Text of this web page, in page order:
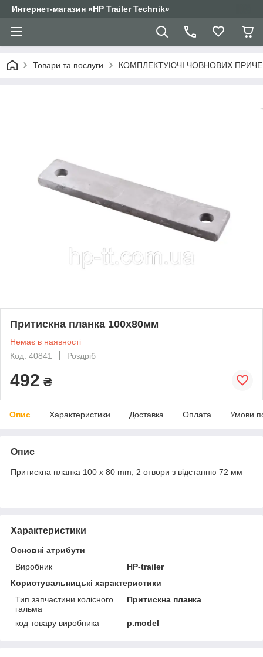
Интернет-магазин «HP Trailer Technik»
Товари та послуги КОМПЛЕКТУЮЧІ ЧОВНОВИХ
Притискна планка 100x80мм
Немає в наявності
Код: 40841
Роздріб
492 ₴
Опис Характеристики Доставка Оплата Умови
Опис
Притискна планка 100 x 80 mm, 2 отвори з відстанню 72 мм
Характеристики
Основні атрибути
Виробник
HP-trailer
Користувальницькі характеристики
Тип запчастини колісного
гальма
Притискна планка
код товару виробника p.model